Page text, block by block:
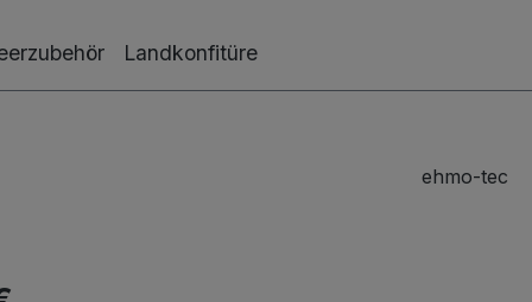
Landkonfitüre
ehmo-tec